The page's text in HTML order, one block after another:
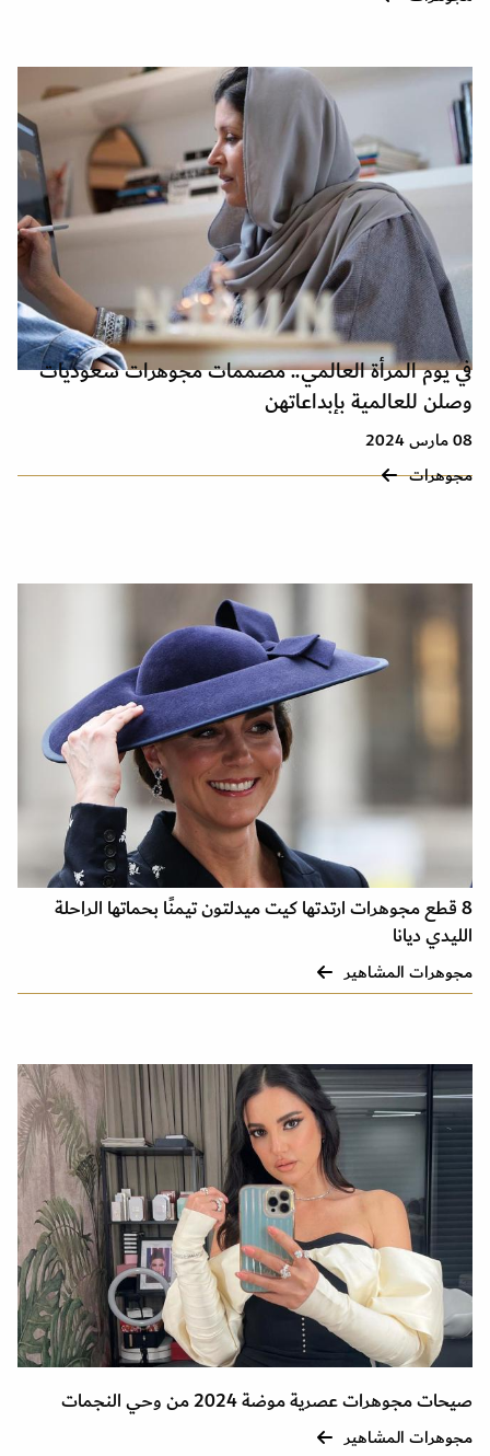
في يوم المرأة العالمي.. مصممات مجوهرات سعوديات
وصلن للعالمية بإبداعاتهن
08 مارس 2024
مجوهرات
8 قطع مجوهرات ارتدتها كيت ميدلتون تيمنًا بحماتها الراحلة
الليدي ديانا
مجوهرات المشاهير
صيحات مجوهرات عصرية موضة 2024 من وحي النجمات
مجوهرات المشاهير